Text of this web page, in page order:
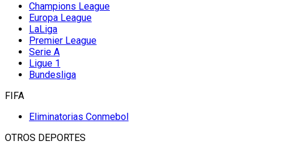
Champions League
Europa League
LaLiga
Premier League
Serie A
Ligue 1
Bundesliga
FIFA
Eliminatorias Conmebol
OTROS DEPORTES